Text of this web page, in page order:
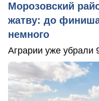
Морозовский
жатву: до
немного
Аграрии уже убрали